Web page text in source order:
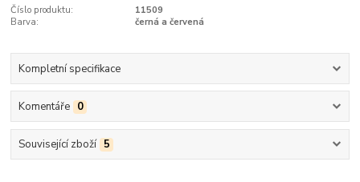
Číslo produktu:
11509
Barva:
černá a červená
Kompletní specifikace
Komentáře 0
Související zboží 5